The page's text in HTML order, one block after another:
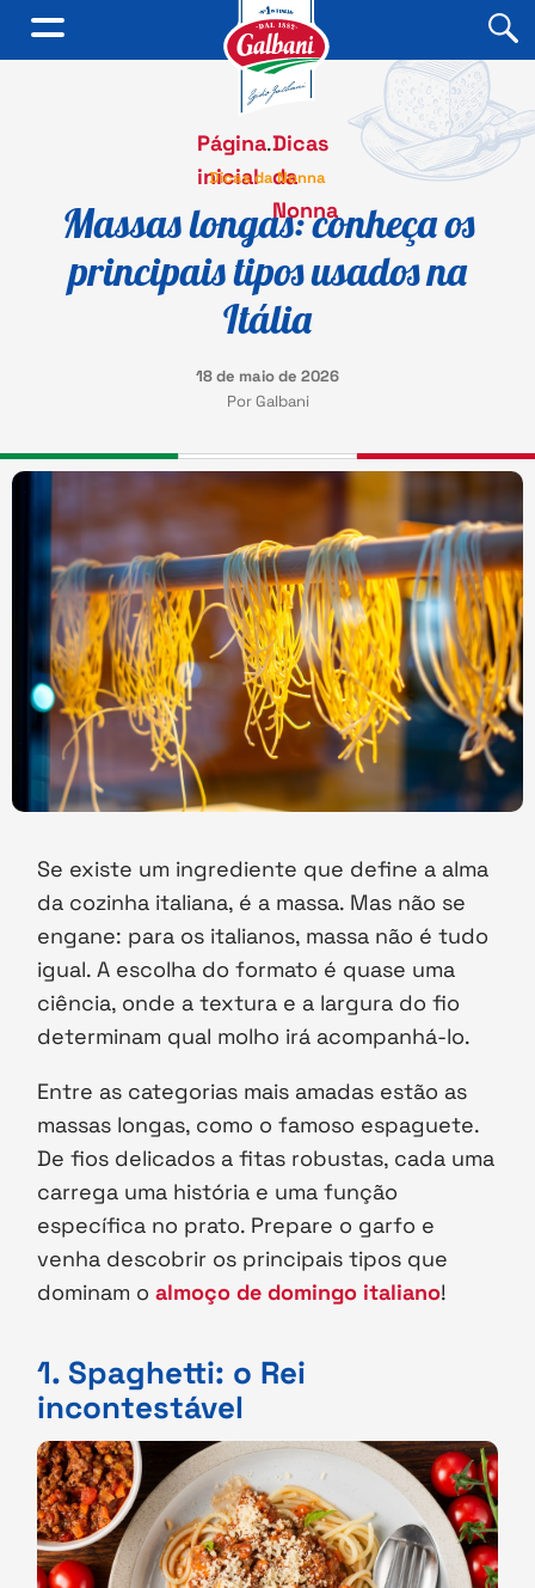
Página
inicial
.Dicas
da
Nonna
Dicas da Nonna
Massas longas: conheça os
principais tipos usados na
Itália
18 de maio de 2026
Por Galbani
Se existe um ingrediente que define a alma
da cozinha italiana, é a massa. Mas não se
engane: para os italianos, massa não é tudo
igual. A escolha do formato é quase uma
ciência, onde a textura e a largura do fio
determinam qual molho irá acompanhá-lo.
Entre as categorias mais amadas estão as
massas longas, como o famoso espaguete.
De fios delicados a fitas robustas, cada uma
carrega uma história e uma função
específica no prato. Prepare o garfo e
venha descobrir os principais tipos que
dominam oalmoço de domingo italiano!
1. Spaghetti: o Rei
incontestável